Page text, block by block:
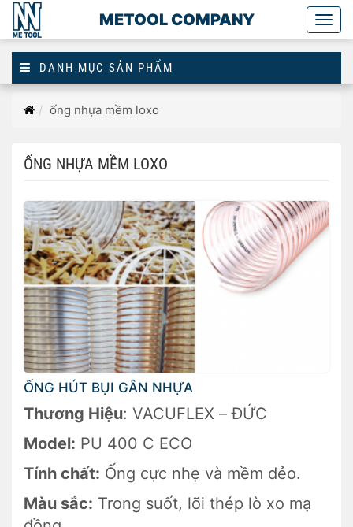
METOOL COMPANY
DANH MỤC SẢN PHẨM
Trangống nhựa mềm loxo
ỐNG NHỰA MỀM LOXO
ỐNG HÚT BỤI GÂN NHỰA
Thương Hiệu: VACUFLEX – ĐỨC
Model: PU 400 C ECO
Tính chất: Ống cực nhẹ và mềm dẻo.
Màu sắc: Trong suốt, lõi thép lò xo mạ